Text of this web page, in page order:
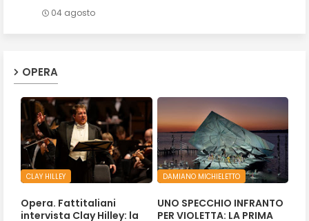
04 agosto
OPERA
CLAY HILLEY
Opera. Fattitaliani
intervista Clay Hilley: la
DAMIANO MICHIELETTO
UNO SPECCHIO INFRANTO
PER VIOLETTA: LA PRIMA